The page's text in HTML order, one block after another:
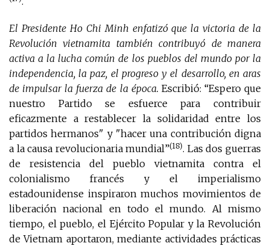
El Presidente Ho Chi Minh enfatizó que la victoria de la
Revolución vietnamita también contribuyó de manera
activa a la lucha común de los pueblos del mundo por la
independencia, la paz, el progreso y el desarrollo, en aras
de impulsar la fuerza de la época. Escribió: “Espero que
nuestro Partido se esfuerce para contribuir
eficazmente a restablecer la solidaridad entre los
partidos hermanos" y "hacer una contribución digna
a la causa revolucionaria mundial”(18). Las dos guerras
de resistencia del pueblo vietnamita contra el
colonialismo francés y el imperialismo
estadounidense inspiraron muchos movimientos de
liberación nacional en todo el mundo. Al mismo
tiempo, el pueblo, el Ejército Popular y la Revolución
de Vietnam aportaron, mediante actividades prácticas